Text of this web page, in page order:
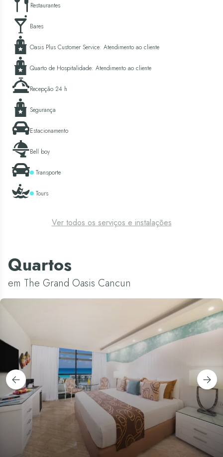
Restaurantes
Bares
Oasis Plus Customer Service: Atendimento ao cliente
Quarto de Hospitalidade: Atendimento ao cliente
Recepção 24 h
Segurança
Estacionamento
Bell boy
Transporte
Tours
Ver todos os serviços e instalações
Quartos
em The Grand Oasis Cancun